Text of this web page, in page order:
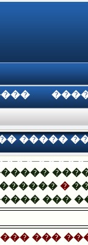
�����
�
���
���